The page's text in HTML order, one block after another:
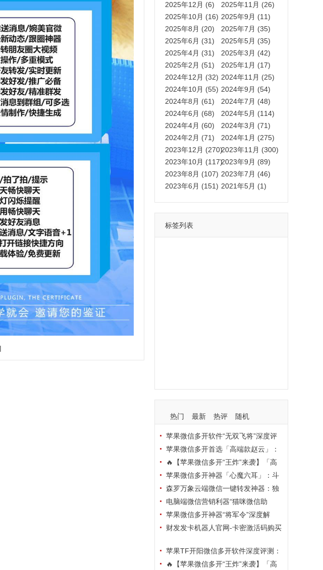
2025年12月 (6)
2025年11月 (26)
2025年10月 (16) 2025年9月 (11)
2025年8月 (20)
2025年7月 (35)
2025年6月 (31)
2025年5月 (35)
2025年4月 (31)
2025年3月 (42)
2025年2月 (51)
2025年1月 (17)
2024年12月 (32) 2024年11月 (25)
2024年10月 (55) 2024年9月 (54)
2024年8月 (61)
2024年7月 (48)
2024年6月 (68)
2024年5月 (114)
2024年4月 (60)
2024年3月 (71)
2024年2月 (71)
2024年1月 (275)
2023年12月 (270)2023年11月 (300)
2023年10月 (117)2023年9月 (89)
2023年8月 (107) 2023年7月 (46)
2023年6月 (151) 2021年5月 (1)
标签列表
热门 最新 热评 随机
苹果微信多开软件“无双飞将”深度评
测：TF正式码+7天退换，拍拍卡激活
码商城正品保障
苹果微信多开首选「高端款赵云」：
TF正式码+斗战神8073包，7天退换认
准拍拍卡激活码商城
🔥【苹果微信多开“王炸”来袭】「高
端地狱火」—— TF正式码+斗战神807
3包，7天退换，安全防封，多开自由触
手可及！
苹果微信多开神器「心魔六耳」：斗
战神8073包+7天退换，认准拍拍卡激
活码商城
森罗万象云端微信一键转发神器：独
家源码·安全防封·月卡季卡半年卡年卡
授权，7天无理由退换！
电脑端微信营销利器“猫咪微信助
手”深度评测：7大模块功能全解析，多
卡种授权灵活选
苹果微信多开神器“将军令”深度解
析：8073版本包+TF外侧码，微商营销
财发发卡机器人官网-卡密激活码购买
换苹果TF开阳微信多开软件深度评测：
凡尔赛8069包功能全解析，TestFlight
🔥【苹果微信多开“王炸”来袭】「高